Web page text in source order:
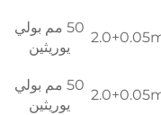
50 مم بولي
يوريثين
50 مم بولي
يوريثين